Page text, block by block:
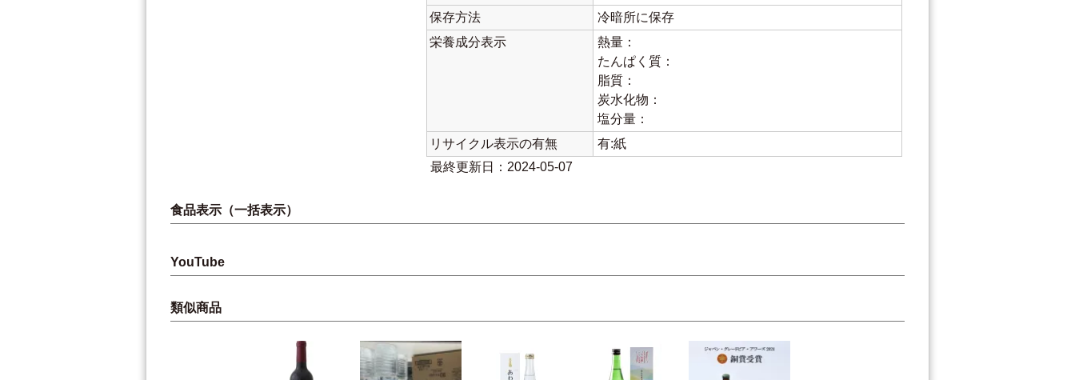
保存方法
冷暗所に保存
栄養成分表示
熱量：
たんぱく質：
脂質：
炭水化物：
塩分量：
リサイクル表示の有無
有:紙
最終更新日：2024-05-07
食品表示（一括表示）
YouTube
類似商品